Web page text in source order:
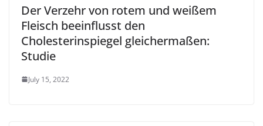
Der Verzehr von rotem und weißem
Fleisch beeinflusst den
Cholesterinspiegel gleichermaßen:
Studie
July 15, 2022